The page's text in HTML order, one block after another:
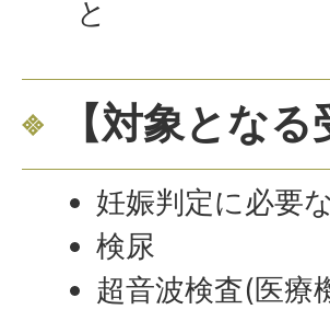
と
【対象とな
妊娠判定に必要
検尿
超音波検査(医療